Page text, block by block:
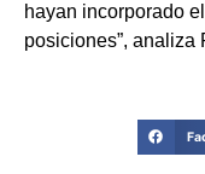
hayan incorporado
posiciones”, analiza